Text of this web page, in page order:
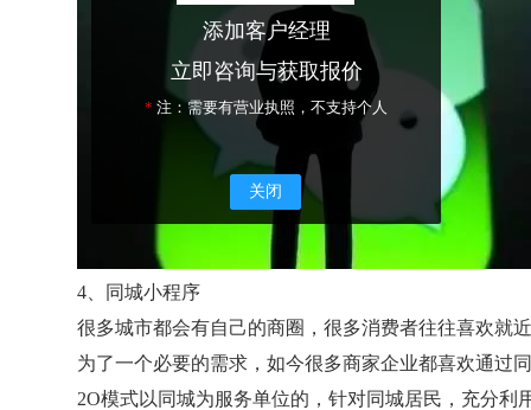
4、同城小程序
很多城市都会有自己的商圈，很多消费者往往喜欢就
为了一个必要的需求，如今很多商家企业都喜欢通过
2O模式以同城为服务单位的，针对同城居民，充分利
添加客户经理
立即咨询与获取报价
* 注：需要有营业执照，不支持个人
关闭